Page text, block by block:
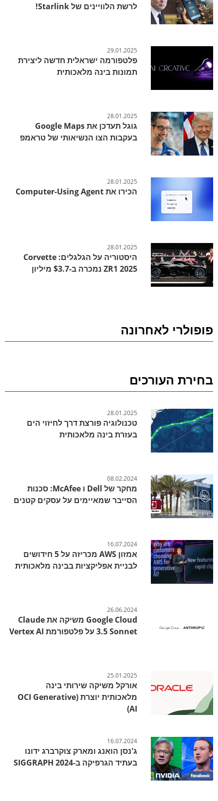
לרשת הלוויינים של Starlink!
29.01.2025
פלטפורמה ישראלית חדשה ליצירת
תמונות בינה מלאכותית
28.01.2025
גוגל תעדכן את Google Maps
בעקבות הצו הנשיאותי של טראמפ
28.01.2025
הכירו את Computer-Using Agent
28.01.2025
היסטוריה על הגלגלים: Corvette
ZR1 2025 נמכרה ב-$3.7 מיליון
פופולרי לאחרונה
בחירת העורכים
28.01.2025
טכנולוגיה פורצת דרך לחיזוי הים
בעזרת בינה מלאכותית
08.02.2024
מחקר של Dell ו McAfee: סכנות
הסייבר שמאיימים על עסקים קטנים
16.07.2024
אמזון AWS מכריזה על 5 חידושים
לבניית אפליקציות בבינה מלאכותית
26.06.2024
Google Cloud משיקה את Claude
3.5 Sonnet על פלטפורמת Vertex AI
25.01.2025
אורקל משיקה שירותי בינה
מלאכותית יוצרת (OCI Generative
AI)
16.07.2024
ג'נסן הואנג ומארק צוקרברג ידונו
בעתיד הגרפיקה ב-SIGGRAPH 2024